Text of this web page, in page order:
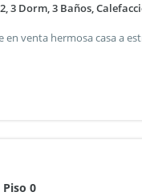
3 Dorm, 3 Baños,
0